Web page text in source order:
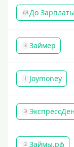
ДЗ До
З Займер
J Joymoney
Э
З Займы.рф